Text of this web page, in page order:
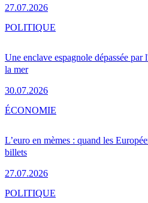
27.07.2026
Une enclave espagnole dépassée
la mer
30.07.2026
POLITIQUE
L’euro en mèmes : quand les
billets
27.07.2026
ÉCONOMIE
POLITIQUE